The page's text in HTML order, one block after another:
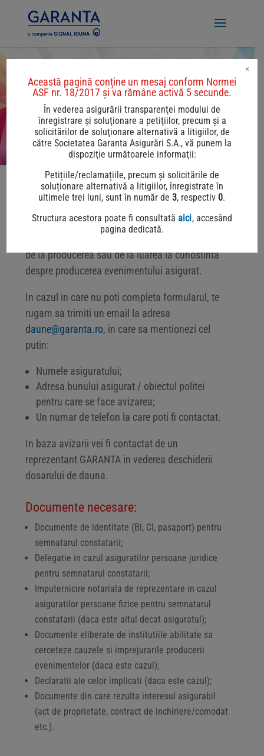
Daune asigurari bunuri
Pentru notificarea unei daune aferente asigurarii
de instiintare daune bunurisi trimite-l prin email
de la producerea sau de la luarea la cunostinta
despre producerea evenimentului asigurat.
In cazul in care nu poti completa formularul, te
rugam sa trimiti un email la adresa
daune@garanta.ro, in care sa mentionezi cel
putin:
Numele asiguratului;
Adresa bunului asigurat / obiectul politei
pentru care se face avizarea;
Un numar de telefon la care poti fi contactat.
In baza avizarii vei fi contactat de un
reprezentant GARANTA in vederea deschiderii
dosarului de dauna.
Documente necesare:
Documente de identitate (BI, CI, pasaport) pentru
semnatarul constatarii;
Delegatie in cazul asiguratilor persoane juridice
pentru semnatarul constatarii;
Imputernicire notariala de reprezentare in cazul
asiguratilor persoane fizice pentru semnatarul
constatarii (daca este altul decat asiguratul);
Documente eliberate de institutiile abilitate sa
cerceteze cauzele si imprejurarile producerii
evenimentelor (daca este cazul);
Declaratii ale celor implicati (daca este cazul);
Documente din care rezulta interesul asigurabil
(act de proprietate, contract de inchiriere/comodat
etc.).
Această pagină conține un mesaj conform Normei
ASF nr. 18/2017 și va rămâne activă 5 secunde.
În vederea asigurării transparenţei modului de
înregistrare şi soluţionare a petiţiilor, precum şi a
solicitărilor de soluţionare alternativă a litigiilor, de
către Societatea Garanta Asigurări S.A., vă punem la
dispoziţie următoarele informaţii:
Petițiile/reclamațiile, precum și solicitările de
soluționare alternativă a litigiilor, înregistrate în
ultimele trei luni, sunt în număr de3, respectiv 0.
Structura acestora poate fi consultată aici, accesând
pagina dedicată.
×